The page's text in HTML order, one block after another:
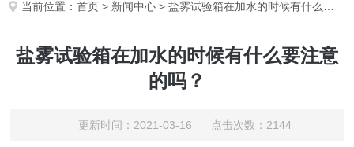
当前位置：首页 > 新闻中心 > 盐雾试验箱在加水的时候有什么要注意的吗？
盐雾试验箱在加水的时候有什么要注意
的吗？
更新时间：2021-03-16 点击次数：2144